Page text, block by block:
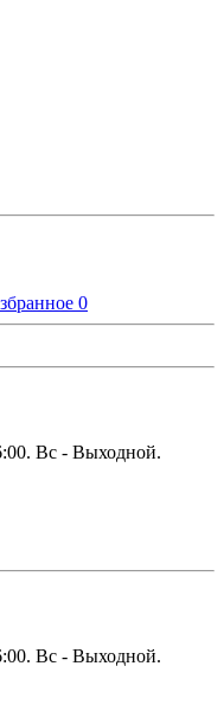
0
Вс - Выходной.
Вс - Выходной.